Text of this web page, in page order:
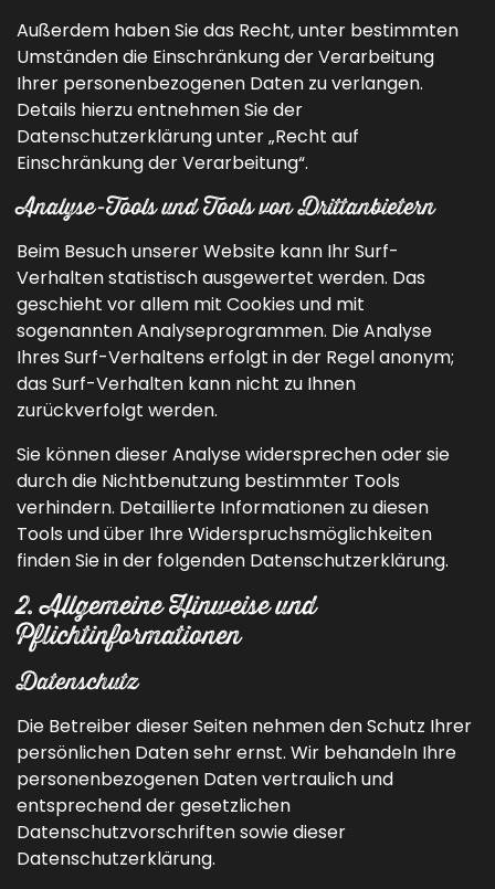
Außerdem haben Sie das Recht, unter bestimmten
Umständen die Einschränkung der Verarbeitung
Ihrer personenbezogenen Daten zu verlangen.
Details hierzu entnehmen Sie der
Datenschutzerklärung unter „Recht auf
Einschränkung der Verarbeitung“.
Analyse-Tools und Tools von Drittanbietern
Beim Besuch unserer Website kann Ihr Surf-
Verhalten statistisch ausgewertet werden. Das
geschieht vor allem mit Cookies und mit
sogenannten Analyseprogrammen. Die Analyse
Ihres Surf-Verhaltens erfolgt in der Regel anonym;
das Surf-Verhalten kann nicht zu Ihnen
zurückverfolgt werden.
Sie können dieser Analyse widersprechen oder sie
durch die Nichtbenutzung bestimmter Tools
verhindern. Detaillierte Informationen zu diesen
Tools und über Ihre Widerspruchsmöglichkeiten
finden Sie in der folgenden Datenschutzerklärung.
2. Allgemeine Hinweise und
Pflichtinformationen
Datenschutz
Die Betreiber dieser Seiten nehmen den Schutz Ihrer
persönlichen Daten sehr ernst. Wir behandeln Ihre
personenbezogenen Daten vertraulich und
entsprechend der gesetzlichen
Datenschutzvorschriften sowie dieser
Datenschutzerklärung.